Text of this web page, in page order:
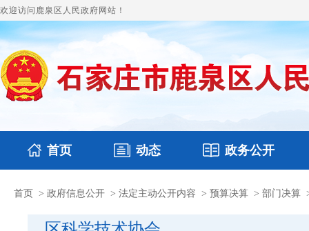
欢迎访问鹿泉区人民政府网站！
首页 动态
国务要闻 鹿泉要闻 图片新闻
政务公开
本区文件 财政预决算
首页 > 政府信息公开 > 法定主动公开内容 > 预算决算 > 部门决算